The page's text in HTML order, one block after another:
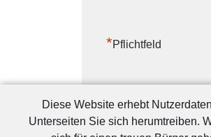
Diese Website erhebt
Unterseiten Sie sich herumtreiben.
*Pflichtfeld